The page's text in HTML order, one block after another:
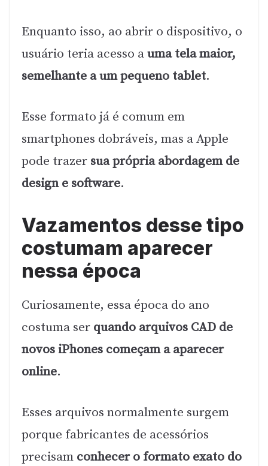
Enquanto isso, ao abrir o dispositivo, o
usuário teria acesso auma tela maior,
semelhante a um pequeno tablet.
Esse formato já é comum em
smartphones dobráveis, mas a Apple
pode trazer sua própria abordagem de
design e software.
Vazamentos desse tipo
costumam aparecer
nessa época
Curiosamente, essa época do ano
costuma ser quando arquivos CAD de
novos iPhones começam a aparecer
online.
Esses arquivos normalmente surgem
porque fabricantes de acessórios
precisam conhecer o formato exato do